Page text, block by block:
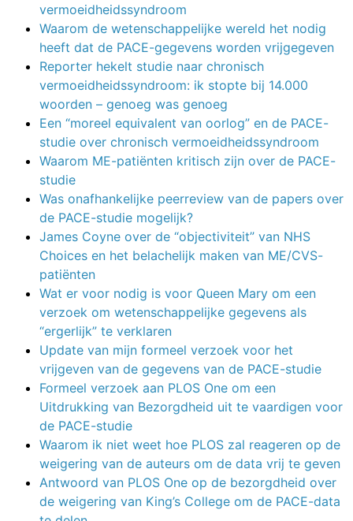
vermoeidheidssyndroom
Waarom de wetenschappelijke wereld het nodig
heeft dat de PACE-gegevens worden vrijgegeven
Reporter hekelt studie naar chronisch
vermoeidheidssyndroom: ik stopte bij 14.000
woorden – genoeg was genoeg
Een “moreel equivalent van oorlog” en de PACE-
studie over chronisch vermoeidheidssyndroom
Waarom ME-patiënten kritisch zijn over de PACE-
studie
Was onafhankelijke peerreview van de papers over
de PACE-studie mogelijk?
James Coyne over de “objectiviteit” van NHS
Choices en het belachelijk maken van ME/CVS-
patiënten
Wat er voor nodig is voor Queen Mary om een
verzoek om wetenschappelijke gegevens als
“ergerlijk” te verklaren
Update van mijn formeel verzoek voor het
vrijgeven van de gegevens van de PACE-studie
Formeel verzoek aan PLOS One om een
Uitdrukking van Bezorgdheid uit te vaardigen voor
de PACE-studie
Waarom ik niet weet hoe PLOS zal reageren op de
weigering van de auteurs om de data vrij te geven
Antwoord van PLOS One op de bezorgdheid over
de weigering van King’s College om de PACE-data